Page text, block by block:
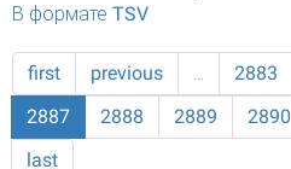
В формате TSV
first previous … 2883
2887
2888 2889 2890
last